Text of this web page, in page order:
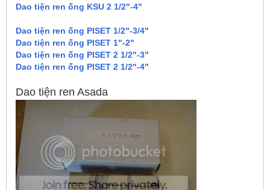
Dao tiện ren ống KSU 2 1/2"-4"
Dao tiện ren ống PISET 1/2"-3/4"
Dao tiện ren ống PISET 1"-2"
Dao tiện ren ống PISET 2 1/2"-3"
Dao tiện ren ống PISET 2 1/2"-4"
Dao tiện ren Asada